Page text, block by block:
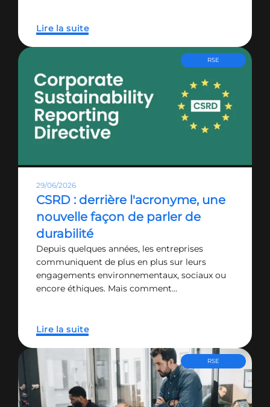
Lire la suite
RSE
29/06/2026
CSRD : derrière l'acronyme, une
nouvelle façon de parler de
durabilité
Depuis quelques années, les entreprises
communiquent de plus en plus sur leurs
engagements environnementaux, sociaux ou
encore éthiques. Mais comment…
Lire la suite
RSE